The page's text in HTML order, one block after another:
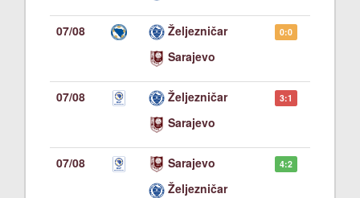
07/08
Željezničar
Sarajevo
0:0
07/08
Željezničar
Sarajevo
3:1
07/08
Sarajevo
Željezničar
4:2